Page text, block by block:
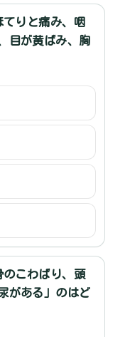
りと痛み、咽
目が黄ばみ、胸
こわばり、頭
がある」のはど